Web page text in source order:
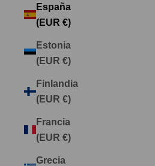
España
(EUR €)
Estonia
(EUR €)
Finlandia
(EUR €)
Francia
(EUR €)
Grecia